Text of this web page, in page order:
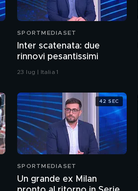
SPORTMEDIASET
Inter scatenata: due
rinnovi pesantissimi
23 lug | Italia 1
SPORTMEDIASET
Un grande ex Milan
42 SEC